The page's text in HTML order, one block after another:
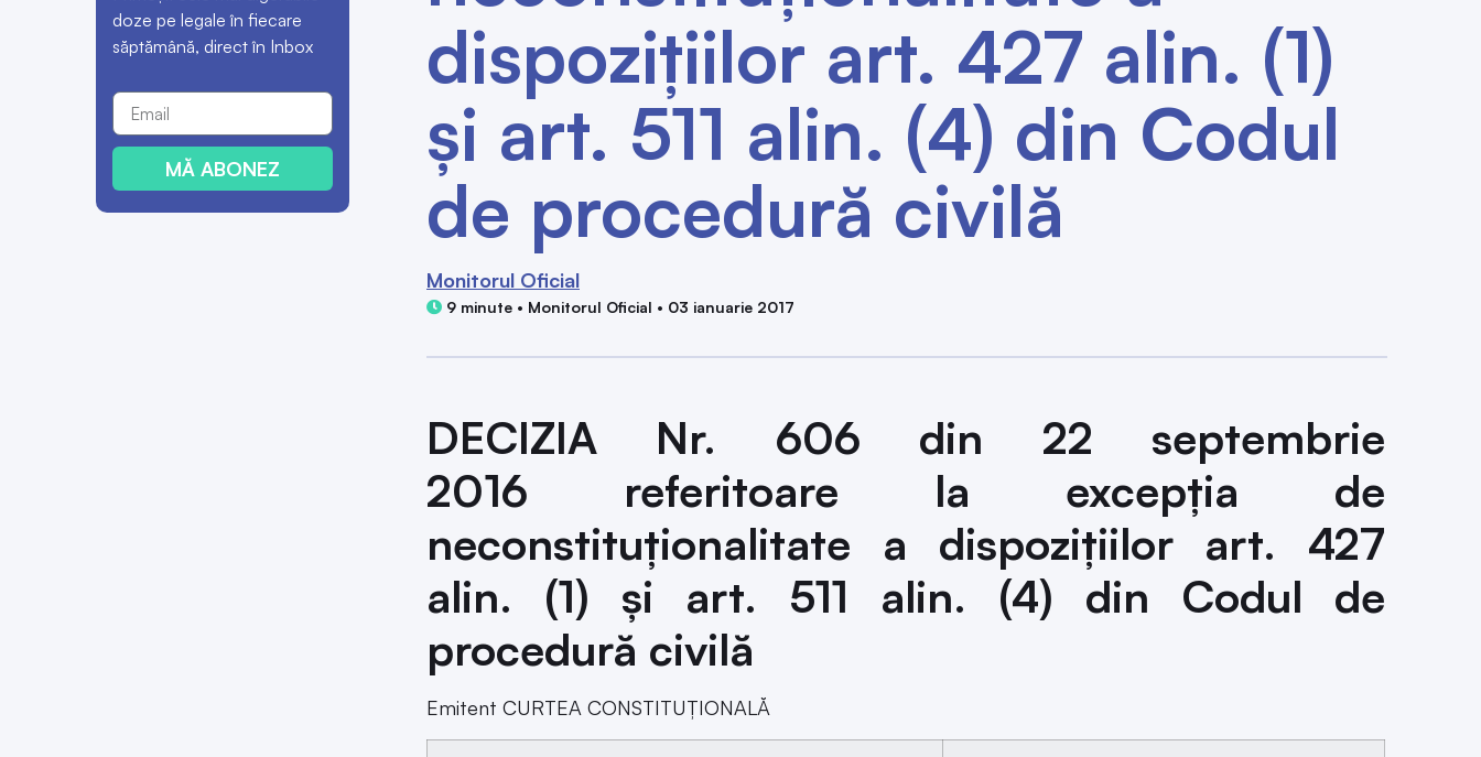
doze pe legale în fiecare
săptămână, direct în Inbox
MĂ ABONEZ
dispoziţiilor art. 427 alin. (1)
şi art. 511 alin. (4) din Codul
de procedură civilă
Monitorul Oficial
9 minute • Monitorul Oficial • 03 ianuarie 2017
DECIZIA Nr. 606 din 22 septembrie
2016 referitoare la excepţia de
neconstituţionalitate a dispoziţiilor art. 427
alin. (1) şi art. 511 alin. (4) din Codul de
procedură civilă
Emitent CURTEA CONSTITUŢIONALĂ